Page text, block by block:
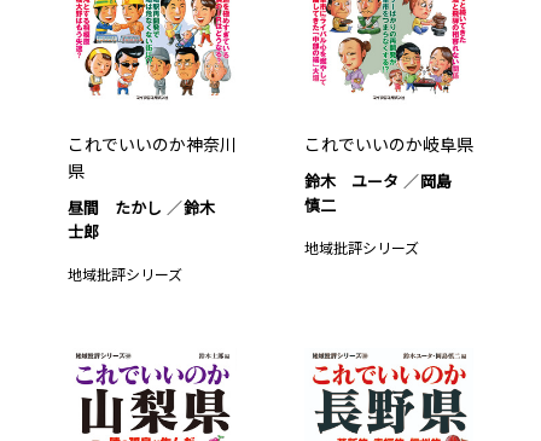
これでいいのか神奈川
県
昼間 たかし
鈴木
士郎
地域批評シリーズ
これでいいのか岐阜県
鈴木 ユータ
岡島
慎二
地域批評シリーズ